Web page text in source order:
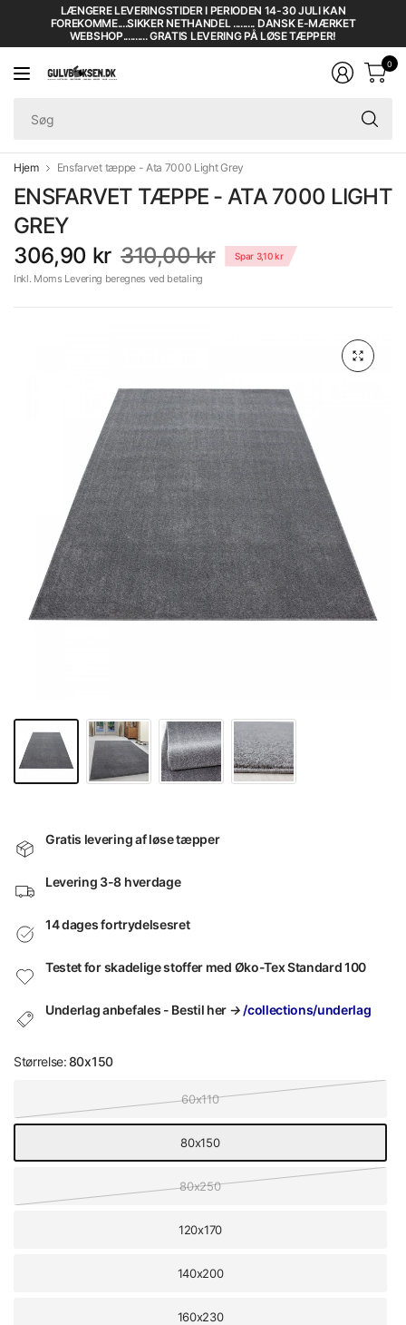
LÆNGERE LEVERINGSTIDER I PERIODEN 14-30 JULI KAN
FOREKOMME....SIKKER NETHANDEL ......... DANSK E-MÆRKET
WEBSHOP.......... GRATIS LEVERING PÅ LØSE TÆPPER!
0
Hjem Ensfarvet tæppe - Ata 7000 Light Grey
ENSFARVET TÆPPE - ATA 7000 LIGHT
GREY
306,90 kr 310,00 kr Spar 3,10 kr
Inkl. Moms Levering beregnes ved betaling
Gratis levering af løse tæpper
Levering 3-8 hverdage
14 dages fortrydelsesret
Testet for skadelige stoffer med Øko-Tex Standard 100
Underlag anbefales - Bestil her → /collections/underlag
Størrelse:80x150
60x110
80x150
80x250
120x170
140x200
160x230